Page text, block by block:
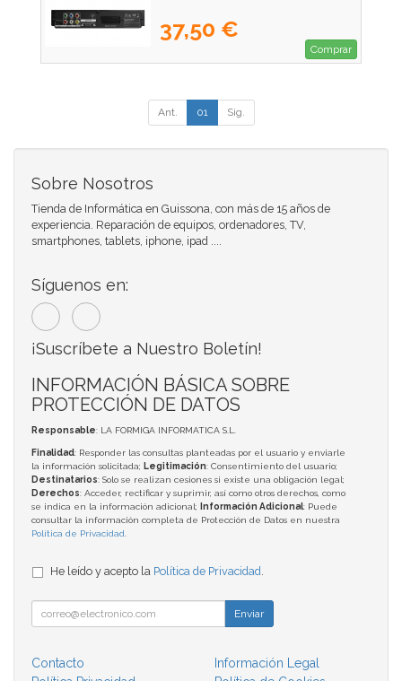
37,50 €
Comprar
Ant. 01 Sig.
Sobre Nosotros
Tienda de Informática en Guissona, con más de 15 años de
experiencia. Reparación de equipos, ordenadores, TV,
smartphones, tablets, iphone, ipad ....
Síguenos en:
¡Suscríbete a Nuestro Boletín!
INFORMACIÓN BÁSICA SOBRE
PROTECCIÓN DE DATOS
Responsable: LA FORMIGA INFORMATICA S.L.
Finalidad: Responder las consultas planteadas por el usuario y enviarle
la información solicitada; Legitimación: Consentimiento del usuario;
Destinatarios: Solo se realizan cesiones si existe una obligación legal;
Derechos: Acceder, rectificar y suprimir, así como otros derechos, como
se indica en la información adicional;
Información Adicional: Puede
consultar la información completa de Protección de Datos en nuestra
Política de Privacidad.
He leído y acepto la Política de Privacidad.
Enviar
Contacto
Información Legal